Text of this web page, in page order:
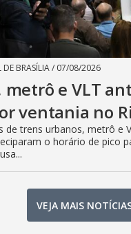
DE BRASÍLIA/ 07/08/2026
metrô e VLT
ventania no
de trens urbanos, metrô e
o horário de pico
VEJA MAIS